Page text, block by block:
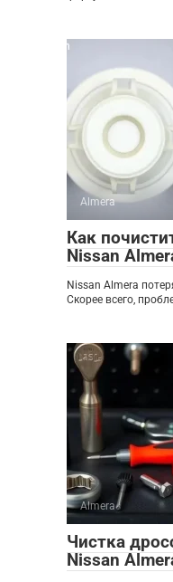
Almera
Как
Nissan
Nissan Almera
Скорее всего,
Almera
Чистка
Nissan